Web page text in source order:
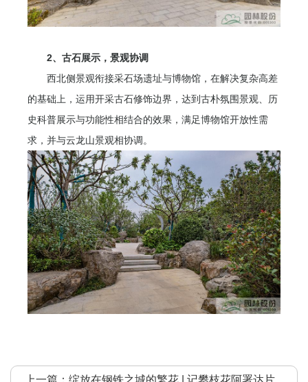
2、古石展示，景观协调
西北侧景观衔接采石场遗址与博物馆，在解决复杂高差
的基础上，运用开采古石修饰边界，达到古朴氛围景观、历
史科普展示与功能性相结合的效果，满足博物馆开放性需
求，并与云龙山景观相协调。
上一篇： 绽放在钢铁之城的繁花 | 记攀枝花阿署达片